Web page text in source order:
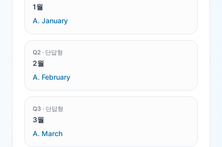
1월
A. January
Q2 · 단답형
2월
A. February
Q3 · 단답형
3월
A. March